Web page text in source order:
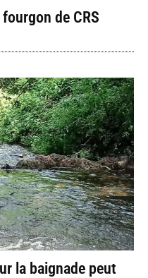
de CRS
la baignade peut